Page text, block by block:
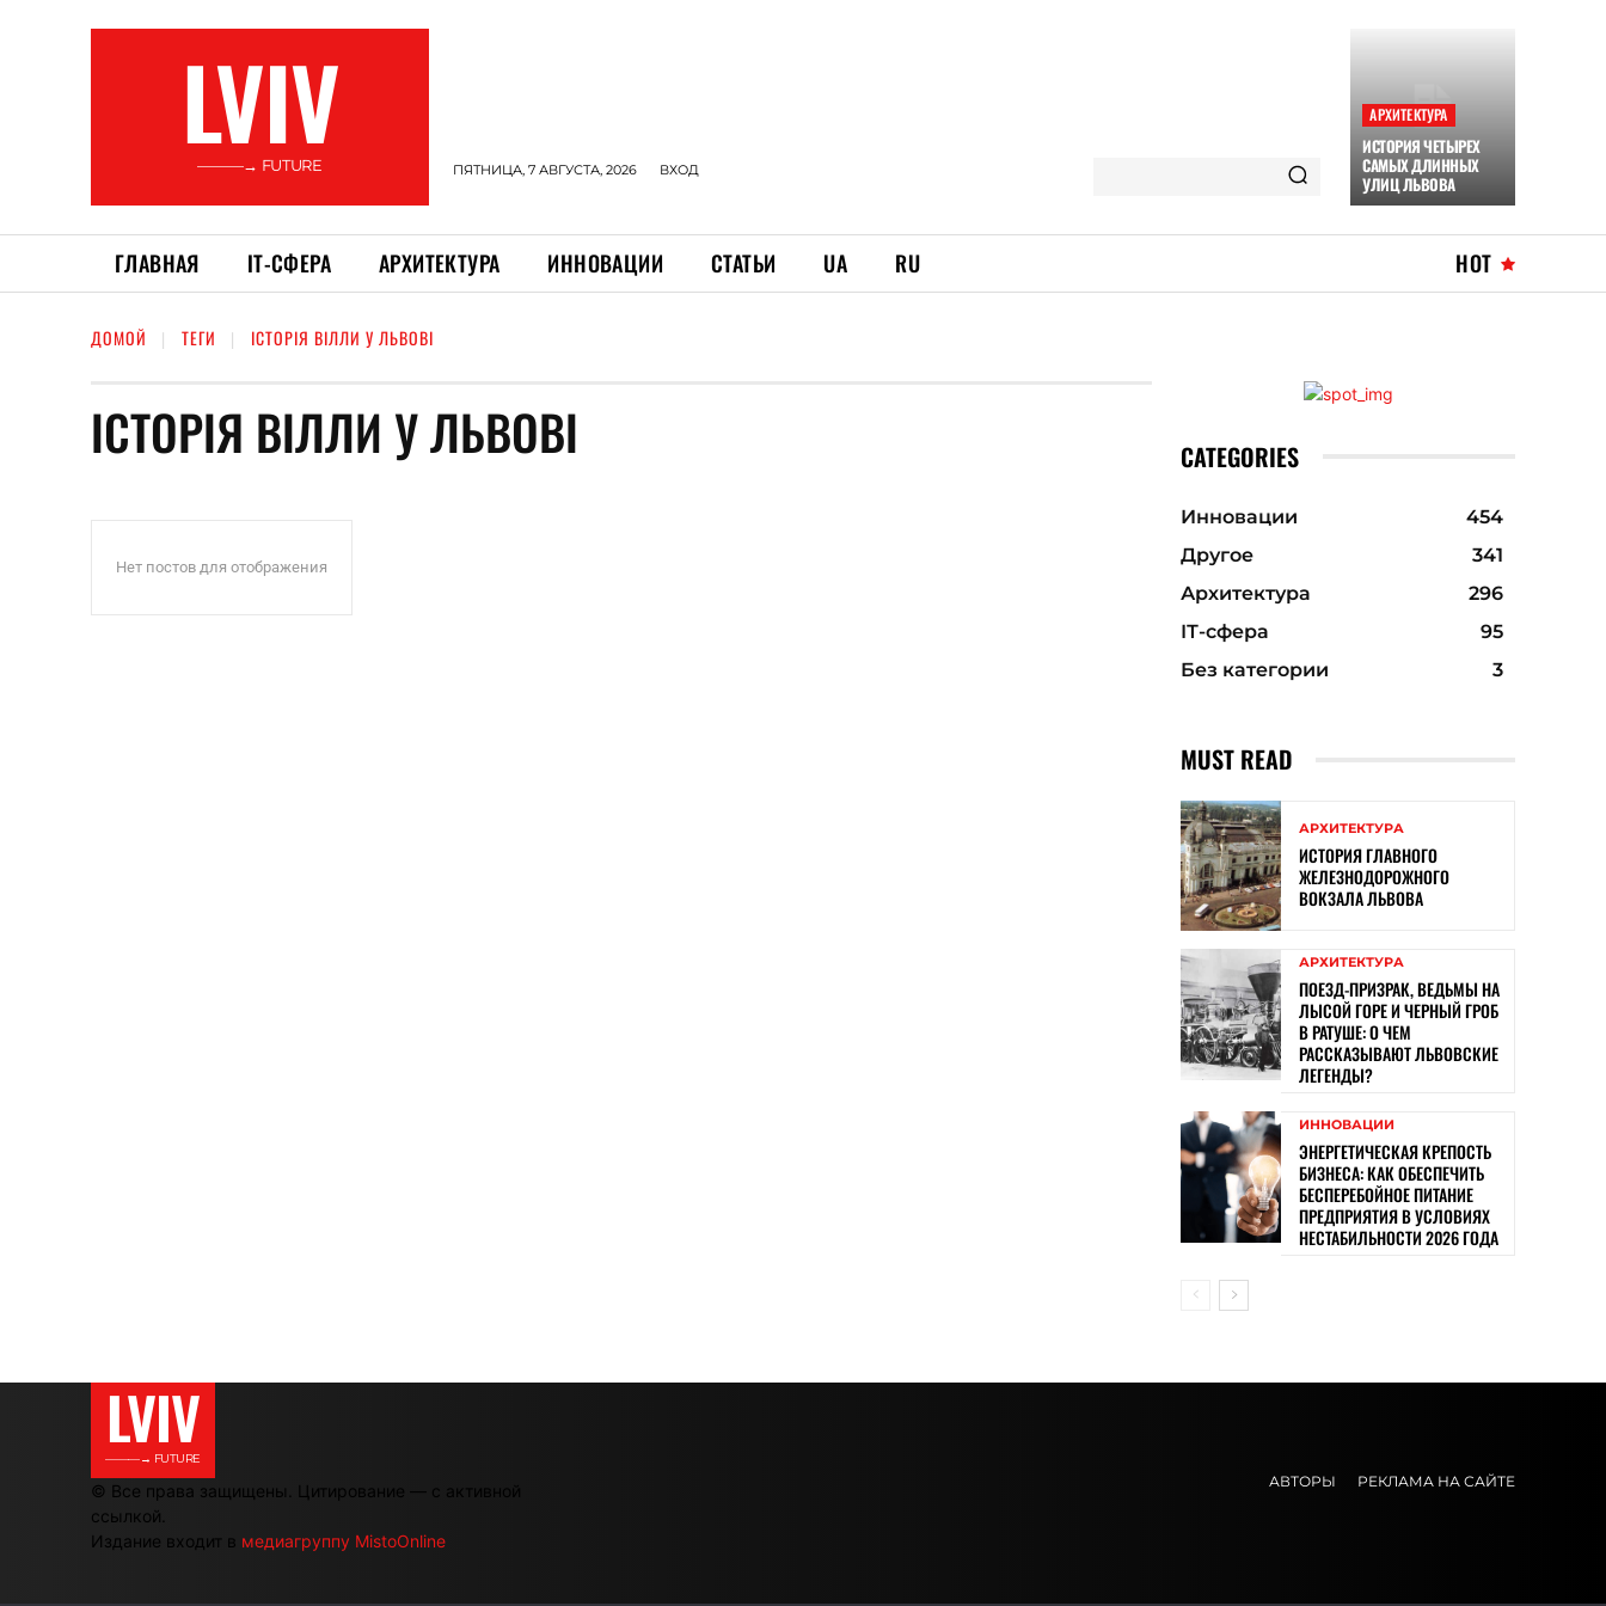
LVIV
———→ FUTURE ПЯТНИЦА, 7 АВГУСТА, 2026 ВХОД
АРХИТЕКТУРА
ИСТОРИЯ ЧЕТЫРЕХ
САМЫХ ДЛИННЫХ
УЛИЦ ЛЬВОВА
ГЛАВНАЯ ІТ-СФЕРА АРХИТЕКТУРА ИННОВАЦИИ СТАТЬИ UA RU HOT
ДОМОЙ ТЕГИ ІСТОРІЯ ВІЛЛИ У ЛЬВОВІ
ІСТОРІЯ ВІЛЛИ У ЛЬВОВІ
Нет постов для отображения
CATEGORIES
Инновации
454
Другое
341
Архитектура
296
ІТ-сфера
95
Без категории
3
MUST READ
АРХИТЕКТУРА
ИСТОРИЯ ГЛАВНОГО
ЖЕЛЕЗНОДОРОЖНОГО
ВОКЗАЛА ЛЬВОВА
АРХИТЕКТУРА
ПОЕЗД-ПРИЗРАК, ВЕДЬМЫ НА
ЛЫСОЙ ГОРЕ И ЧЕРНЫЙ ГРОБ
В РАТУШЕ: О ЧЕМ
РАССКАЗЫВАЮТ ЛЬВОВСКИЕ
ЛЕГЕНДЫ?
ИННОВАЦИИ
ЭНЕРГЕТИЧЕСКАЯ КРЕПОСТЬ
БИЗНЕСА: КАК ОБЕСПЕЧИТЬ
БЕСПЕРЕБОЙНОЕ ПИТАНИЕ
ПРЕДПРИЯТИЯ В УСЛОВИЯХ
НЕСТАБИЛЬНОСТИ 2026 ГОДА
LVIV
———→ FUTURE
© Все права защищены. Цитирование — с активной
ссылкой.
Издание входит в медиагруппу MistoOnline
АВТОРЫ РЕКЛАМА НА САЙТЕ